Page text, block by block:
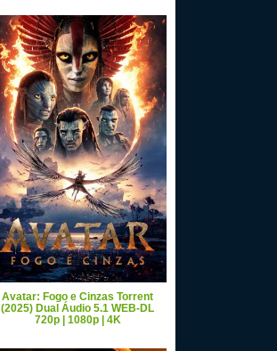
Avatar: Fogo e Cinzas Torrent
(2025) Dual Áudio 5.1 WEB-DL
720p | 1080p | 4K